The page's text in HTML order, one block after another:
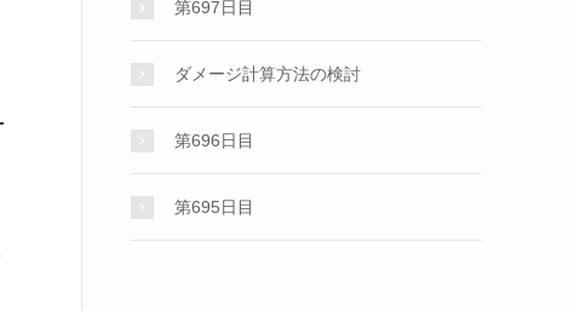
第697日目
ダメージ計算方法の検討
第696日目
第695日目